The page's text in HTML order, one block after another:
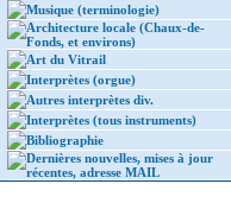
Musique (terminologie)
Architecture locale (Chaux-de-
Fonds, et environs)
Art du Vitrail
Interprètes (orgue)
Autres interprètes div.
Interprètes (tous instruments)
Bibliographie
Dernières nouvelles, mises à jour
récentes, adresse MAIL